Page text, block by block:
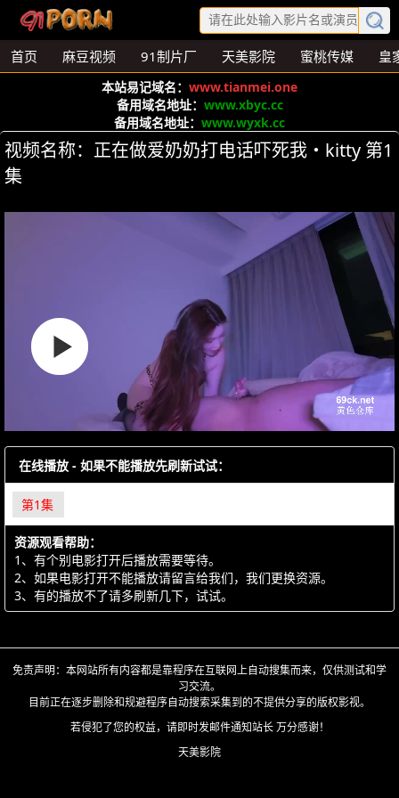
首页 麻豆视频 91制片厂 天美影院 蜜桃传媒 皇
本站易记域名： www.tianmei.one
备用域名地址： www.xbyc.cc
备用域名地址： www.wyxk.cc
视频名称：正在做爱奶奶打电话吓死我・kitty 第1
集
在线播放 - 如果不能播放先刷新试试：
第1集
资源观看帮助：
1、有个别电影打开后播放需要等待。
2、如果电影打开不能播放请留言给我们，我们更换资源。
3、有的播放不了请多刷新几下，试试。
免责声明：本网站所有内容都是靠程序在互联网上自动搜集而来，仅供测试和学
习交流。
目前正在逐步删除和规避程序自动搜索采集到的不提供分享的版权影视。
若侵犯了您的权益，请即时发邮件通知站长 万分感谢！
天美影院